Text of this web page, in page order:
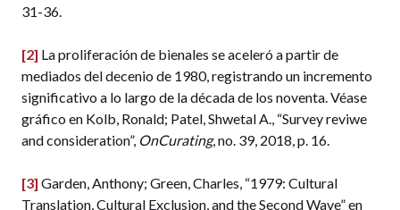
31-36.
[2] La proliferación de bienales se aceleró a partir de
mediados del decenio de 1980, registrando un incremento
significativo a lo largo de la década de los noventa. Véase
gráfico en Kolb, Ronald; Patel, Shwetal A., “Survey reviwe
and consideration”, OnCurating, no. 39, 2018, p. 16.
[3] Garden, Anthony; Green, Charles, “1979: Cultural
Translation, Cultural Exclusion, and the Second Wave” en